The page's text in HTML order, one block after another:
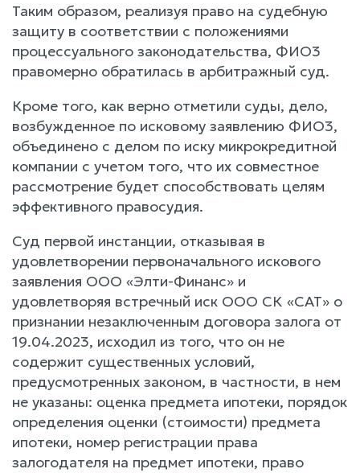
Таким образом, реализуя право на судебную
защиту в соответствии с положениями
процессуального законодательства, ФИО3
правомерно обратилась в арбитражный суд.
Кроме того, как верно отметили суды, дело,
возбужденное по исковому заявлению ФИО3,
объединено с делом по иску микрокредитной
компании с учетом того, что их совместное
рассмотрение будет способствовать целям
эффективного правосудия.
Суд первой инстанции, отказывая в
удовлетворении первоначального искового
заявления ООО «Элти-Финанс» и
удовлетворяя встречный иск ООО СК «САТ» о
признании незаключенным договора залога от
19.04.2023, исходил из того, что он не
содержит существенных условий,
предусмотренных законом, в частности, в нем
не указаны: оценка предмета ипотеки, порядок
определения оценки (стоимости) предмета
ипотеки, номер регистрации права
залогодателя на предмет ипотеки, право